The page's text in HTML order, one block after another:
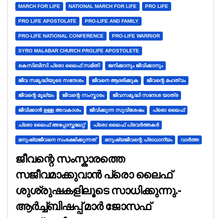
MARCH FOR LIFE NATIONAL MARCH FOR LIFE PRO LIFE
PRO LIFE APOSTOLATE PRO-LIFE AND FAMILY
PRO-LIFE NATIONAL CONFERENCE PRO-LIFE WARRIOR
SYRO MALABAR CHURCH PROLIFE APOSTOLETE
കെസിബിസി പ്രൊ ലൈഫ് സമിതി ജനിക്കാനും ജീവിക്കാനും
ജീവ സമൃദ്ധിയുടെ സന്ദേശം ജീവനെ ആദരിക്കുക ജീവന്റെ മഹത്വം
ജീവന്റെ മൂല്യം ജീവന്റെ സംസ്കാരം ജീവസമൃദ്ധി സന്ദേശ യാത്ര
ജീവിക്കാൻ ഉള്ള അവകാശം ജീവിക്കുന്ന സുവിശേഷം പ്രൊ ലൈഫ്
പ്രൊ ലൈഫ് അപ്പോസ്തലേറ്റ് പ്രൊ ലൈഫ് പ്രവർത്തകർ
മനുഷ്യജീവനെ സംരക്ഷിക്കുന്നത് മനുഷ്യജീവന്റെ പ്രാധാന്യം വാർത്ത
ജീവന്റെ സംസ്കാരത്തെ
സജീവമാക്കുവാൻ പ്രൊ ലൈഫ്
ശുശ്രുഷകളിലൂടെ സാധിക്കുന്നു.-
ആർച്ച്ബിഷപ്പ് മാർ ജോസഫ്